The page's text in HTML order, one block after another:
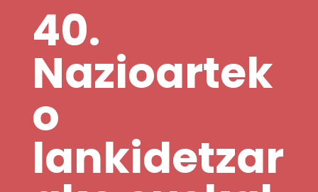
40.
Nazioartek
o
lankidetzar